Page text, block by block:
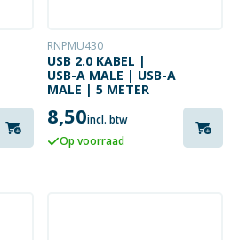
RNPMU430
USB 2.0 KABEL |
USB-A MALE | USB-A
MALE | 5 METER
8,50incl. btw
Op voorraad